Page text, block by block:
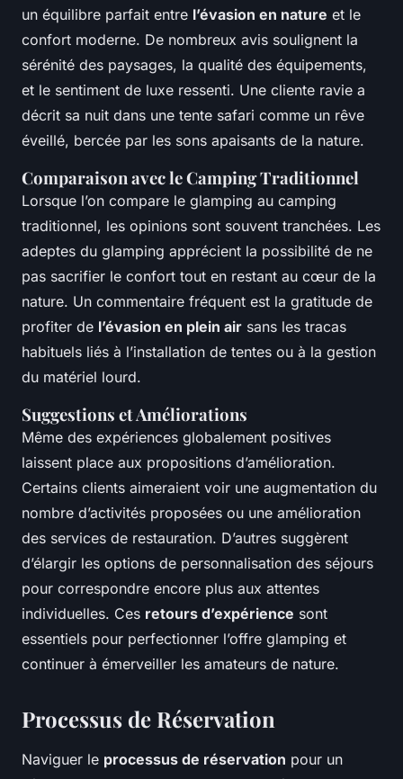
un équilibre parfait entre l’évasion en nature et le
confort moderne. De nombreux avis soulignent la
sérénité des paysages, la qualité des équipements,
et le sentiment de luxe ressenti. Une cliente ravie a
décrit sa nuit dans une tente safari comme un rêve
éveillé, bercée par les sons apaisants de la nature.
Comparaison avec le Camping Traditionnel
Lorsque l’on compare le glamping au camping
traditionnel, les opinions sont souvent tranchées. Les
adeptes du glamping apprécient la possibilité de ne
pas sacrifier le confort tout en restant au cœur de la
nature. Un commentaire fréquent est la gratitude de
profiter de l’évasion en plein air sans les tracas
habituels liés à l’installation de tentes ou à la gestion
du matériel lourd.
Suggestions et Améliorations
Même des expériences globalement positives
laissent place aux propositions d’amélioration.
Certains clients aimeraient voir une augmentation du
nombre d’activités proposées ou une amélioration
des services de restauration. D’autres suggèrent
d’élargir les options de personnalisation des séjours
pour correspondre encore plus aux attentes
individuelles. Ces retours d’expérience sont
essentiels pour perfectionner l’offre glamping et
continuer à émerveiller les amateurs de nature.
Processus de Réservation
Naviguer le processus de réservation pour un